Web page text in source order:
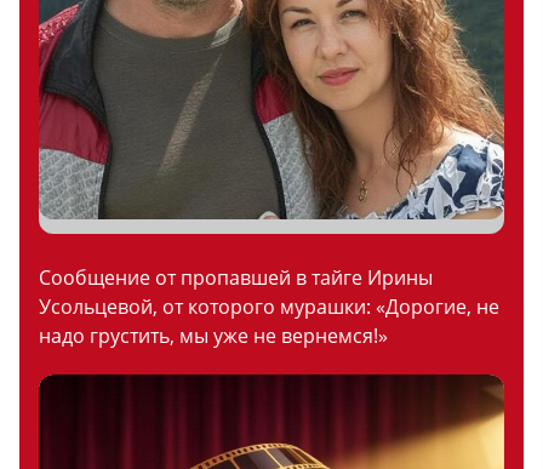
Сообщение от пропавшей в тайге Ирины
Усольцевой, от которого мурашки: «Дорогие, не
надо грустить, мы уже не вернемся!»